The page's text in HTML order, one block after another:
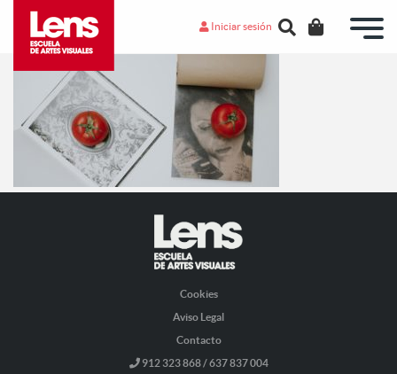
Iniciar sesión
Cookies
Aviso Legal
Contacto
912 323 868 / 637 837 004